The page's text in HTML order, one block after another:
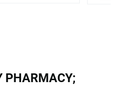
PHARMACY;